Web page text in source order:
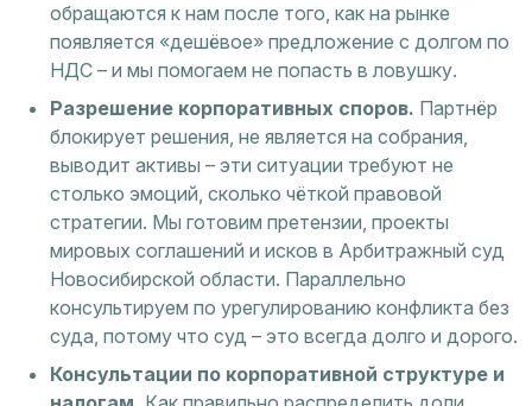
обращаются к нам после того, как на рынке
появляется «дешёвое» предложение с долгом по
НДС – и мы помогаем не попасть в ловушку.
Разрешение корпоративных споров. Партнёр
блокирует решения, не является на собрания,
выводит активы – эти ситуации требуют не
столько эмоций, сколько чёткой правовой
стратегии. Мы готовим претензии, проекты
мировых соглашений и исков в Арбитражный суд
Новосибирской области. Параллельно
консультируем по урегулированию конфликта без
суда, потому что суд – это всегда долго и дорого.
Консультации по корпоративной структуре и